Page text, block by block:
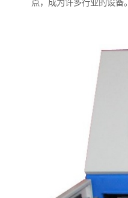
点，成为许多行业的设备。